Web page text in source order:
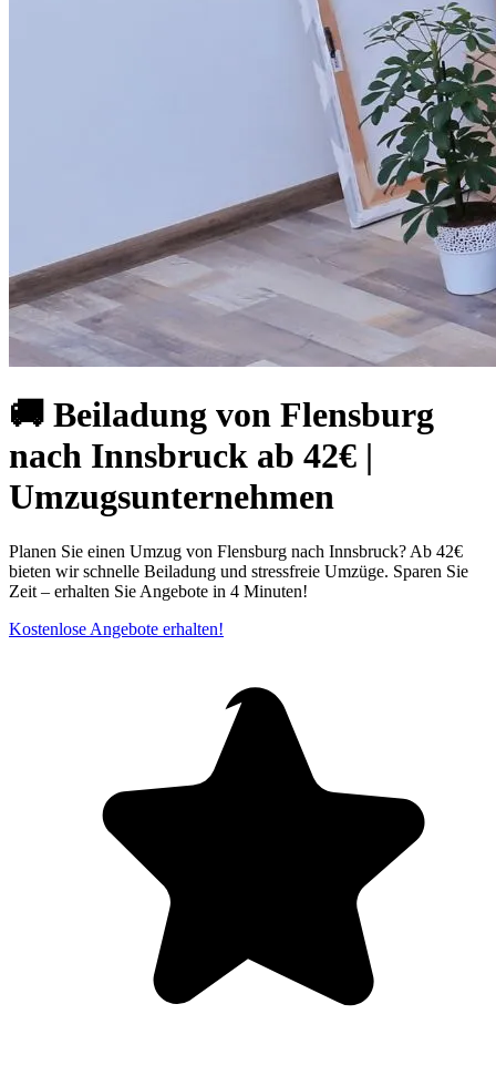
🚚 Beiladung von Flensburg
nach Innsbruck ab 42€ |
Umzugsunternehmen
Planen Sie einen Umzug von Flensburg nach Innsbruck? Ab 42€
bieten wir schnelle Beiladung und stressfreie Umzüge. Sparen Sie
Zeit – erhalten Sie Angebote in 4 Minuten!
Kostenlose Angebote erhalten!